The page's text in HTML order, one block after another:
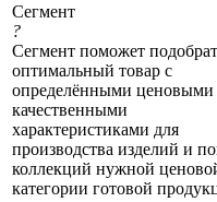
Сегмент
?
Сегмент поможет
оптимальный товар с
определёнными ценовыми
качественными
характеристиками для
производства изделий и
коллекций нужной
категории готовой